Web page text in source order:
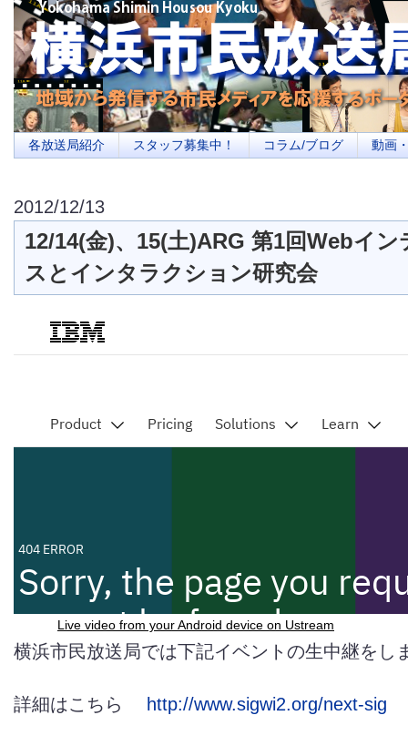
横浜の地域メディア、地域・市民・放送局・メディアを応援するポータルサ
を目指します
各放送局紹介 スタッフ募集中！ コラム/ブログ 動画
2012/12/13
12/14(金)、15(土)ARG 第1回Webイ
スとインタラクション研究会
Live video from your Android device on Ustream
横浜市民放送局では下記イベントの生中継をし
詳細はこちら http://www.sigwi2.org/next-sig